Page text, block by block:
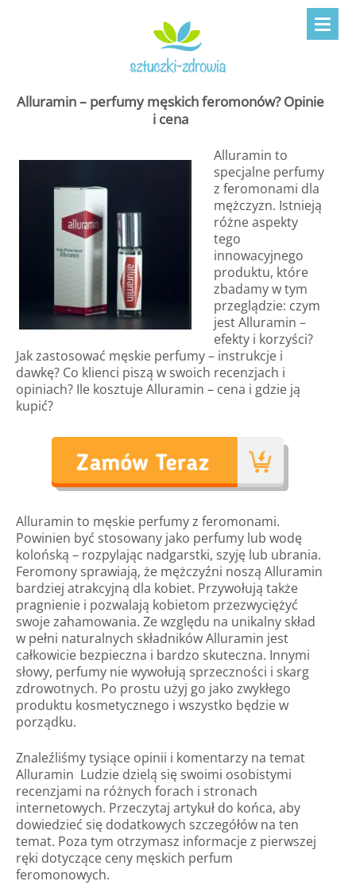
Alluramin – perfumy męskich feromonów? Opinie
i cena
Alluramin to
specjalne perfumy
z feromonami dla
mężczyzn. Istnieją
różne aspekty
tego
innowacyjnego
produktu, które
zbadamy w tym
przeglądzie: czym
jest Alluramin –
efekty i korzyści?
Jak zastosować męskie perfumy – instrukcje i
dawkę? Co klienci piszą w swoich recenzjach i
opiniach? Ile kosztuje Alluramin – cena i gdzie ją
kupić?
Alluramin to męskie perfumy z feromonami.
Powinien być stosowany jako perfumy lub wodę
kolońską – rozpylając nadgarstki, szyję lub ubrania.
Feromony sprawiają, że mężczyźni noszą Alluramin
bardziej atrakcyjną dla kobiet. Przywołują także
pragnienie i pozwalają kobietom przezwyciężyć
swoje zahamowania. Ze względu na unikalny skład
w pełni naturalnych składników Alluramin jest
całkowicie bezpieczna i bardzo skuteczna. Innymi
słowy, perfumy nie wywołują sprzeczności i skarg
zdrowotnych. Po prostu użyj go jako zwykłego
produktu kosmetycznego i wszystko będzie w
porządku.
Znaleźliśmy tysiące opinii i komentarzy na temat
Alluramin Ludzie dzielą się swoimi osobistymi
recenzjami na różnych forach i stronach
internetowych. Przeczytaj artykuł do końca, aby
dowiedzieć się dodatkowych szczegółów na ten
temat. Poza tym otrzymasz informacje z pierwszej
ręki dotyczące ceny męskich perfum
feromonowych.